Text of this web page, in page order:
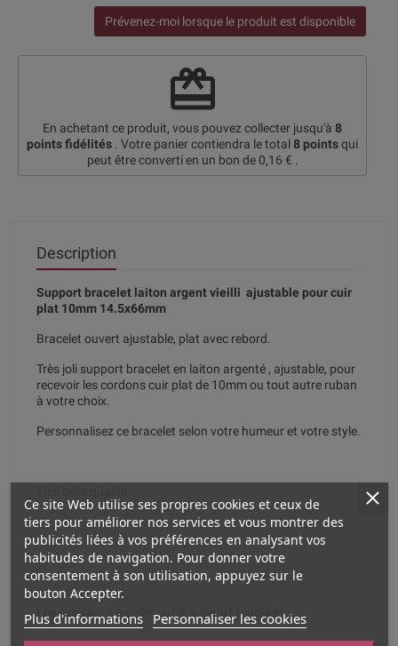
Prévenez-moi lorsque le produit est disponible
redeem
En achetant ce produit, vous pouvez collecter jusqu'à 8
points fidélités . Votre panier contiendra le total 8 pointsqui
peut être converti en un bon de 0,16 € .
Description
Support bracelet laiton argent vieilli ajustable pour cuir
plat 10mm 14.5x66mm
Bracelet ouvert ajustable, plat avec rebord.
Très joli support bracelet en laiton argenté , ajustable, pour
recevoir les cordons cuir plat de 10mm ou tout autre ruban
à votre choix.
Personnalisez ce bracelet selon votre humeur et votre style.
Les cuirs sont à coller sur le support bracelet
Ce site Web utilise ses propres cookies et ceux de
tiers pour améliorer nos services et vous montrer des
publicités liées à vos préférences en analysant vos
habitudes de navigation. Pour donner votre
consentement à son utilisation, appuyez sur le
bouton Accepter.
Plus d'informations Personnaliser les cookies